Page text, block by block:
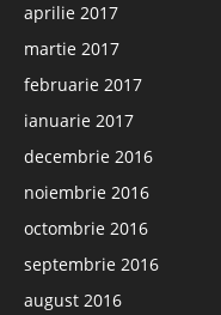
aprilie 2017
martie 2017
februarie 2017
ianuarie 2017
decembrie 2016
noiembrie 2016
octombrie 2016
septembrie 2016
august 2016